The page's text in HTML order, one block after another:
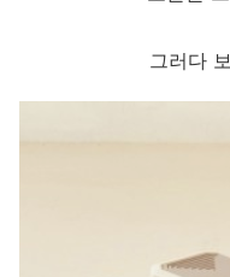
그러다